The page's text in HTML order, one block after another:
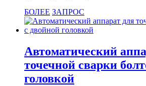
БОЛЕЕ ЗАПРОС
Автоматический
точечной сварки
головкой